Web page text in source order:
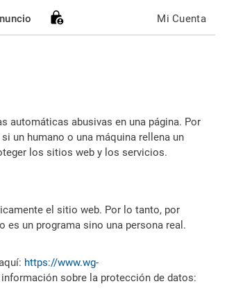
Mi Cuenta
automáticas abusivas en una página. Por
un humano o una máquina rellena un
los sitios web y los servicios.
el sitio web. Por lo tanto, por
es un programa sino una persona real.
https://www.wg-
sobre la protección de datos: